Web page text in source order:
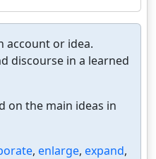
account or idea.
discourse in a learned
on the main ideas in
, enlarge, expand,